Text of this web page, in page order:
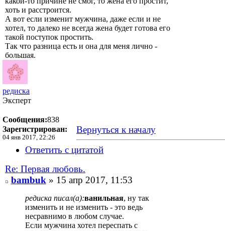
хоть и расстроится.
А вот если изменит мужчина, даже если и не
хотел, то далеко не всегда жена будет готова его
такой поступок простить.
Так что разница есть и она для меня лично -
большая.
редиска
Эксперт
Сообщения:838
Зарегистрирован:
04 янв 2017, 22:26
Вернуться к началу
Ответить с цитатой
Re: Первая любовь.
bambuk » 15 апр 2017, 11:53
редиска писал(а):ванильная, ну так
изменить и не изменить - это ведь
несравнимо в любом случае.
Если мужчина хотел переспать с